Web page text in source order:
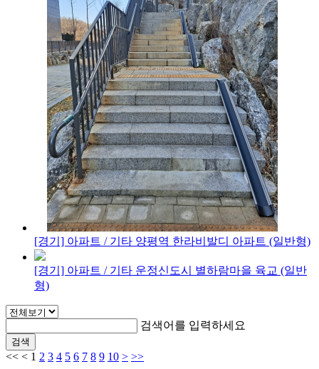
[경기] 아파트 / 기타 양평역 한라비발디 아파트 (일반형)
[경기] 아파트 / 기타 운정신도시 별하람마을 육교 (일반
형)
검색어를 입력하세요
검색
<< < 1 2 3 4 5 6 7 8 9 10 > >>